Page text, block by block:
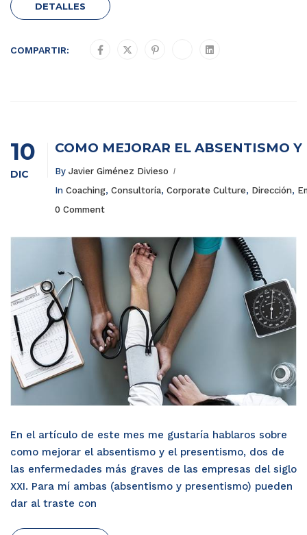
DETALLES
COMPARTIR:
10
DIC
COMO MEJORAR EL ABSENTISMO
By Javier Giménez Divieso
In Coaching, Consultoría, Corporate Culture, Dirección,
0 Comment
En el artículo de este mes me gustaría hablaros sobre
como mejorar el absentismo y el presentismo, dos de
las enfermedades más graves de las empresas del siglo
XXI. Para mí ambas (absentismo y presentismo) pueden
dar al traste con